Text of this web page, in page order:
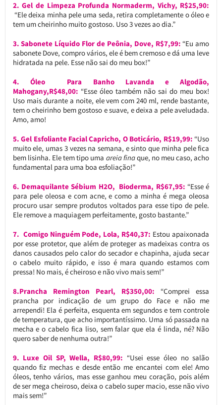
2. Gel de Limpeza Profunda Normaderm, Vichy, R$25,90:
“Ele deixa minha pele uma seda, retira completamente o óleo e
tem um cheirinho muito gostoso. Uso 3 vezes ao dia.”
3. Sabonete Líquido Flor de Peônia, Dove, R$7,99: “Eu amo
sabonete Dove, compro vários, ele é bem cremoso e dá uma leve
hidratada na pele. Esse não sai do meu box!”
4. Óleo Para Banho Lavanda e Algodão,
Mahogany,R$48,00: “Esse óleo também não sai do meu box!
Uso mais durante a noite, ele vem com 240 ml, rende bastante,
tem o cheirinho bem gostoso e suave, e deixa a pele aveludada.
Amo, amo!
5. Gel Esfoliante Facial Capricho, O Boticário, R$19,99: “Uso
muito ele, umas 3 vezes na semana, e sinto que minha pele fica
bem lisinha. Ele tem tipo uma areia finaque, no meu caso, acho
fundamental para uma boa esfoliação!”
6. Demaquilante Sébium H2O, Bioderma, R$67,95: “Esse é
para pele oleosa e com acne, e como a minha é mega oleosa
procuro usar sempre produtos voltados para esse tipo de pele.
Ele remove a maquiagem perfeitamente, gosto bastante.”
7. Comigo Ninguém Pode, Lola, R$40,37: Estou apaixonada
por esse protetor, que além de proteger as madeixas contra os
danos causados pelo calor do secador e chapinha, ajuda secar
o cabelo muito rápido, e isso é mara quando estamos com
pressa! No mais, é cheiroso e não vivo mais sem!”
8.Prancha Remington Pearl, R$350,00: “Comprei essa
prancha por indicação de um grupo do Face e não me
arrependi! Ela é perfeita, esquenta em segundos e tem controle
de temperatura, que acho importantíssimo. Uma só passada na
mecha e o cabelo fica liso, sem falar que ela é linda, né? Não
quero saber de nenhuma outra!”
9. Luxe Oil SP, Wella, R$80,99: “Usei esse óleo no salão
quando fiz mechas e desde então me encantei com ele! Amo
óleos, tenho vários, mas esse ganhou meu coração, pois além
de ser mega cheiroso, deixa o cabelo super macio, esse não vivo
mais sem!”